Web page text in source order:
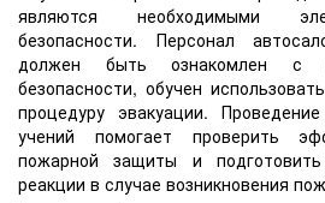
являются необходимыми
безопасности. Персонал
должен быть ознакомлен с
безопасности, обучен
процедуру эвакуации.
учений помогает проверить
пожарной защиты и
реакции в случае возникновения